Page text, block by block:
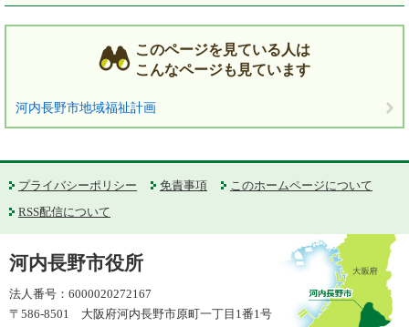
このページを見ている人は
こんなページも見ています
河内長野市地域福祉計画
プライバシーポリシー 免責事項
このホームページについて
RSS配信について
河内長野市役所
法人番号：6000020272167
〒586-8501 大阪府河内長野市原町一丁目1番1号